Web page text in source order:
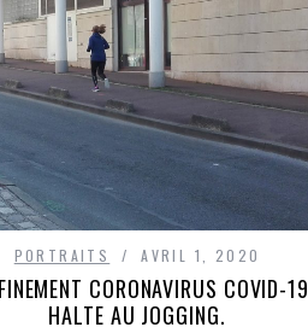
PORTRAITS AVRIL 1, 2020
CORONAVIRUS COVID-
HALTE AU JOGGING.